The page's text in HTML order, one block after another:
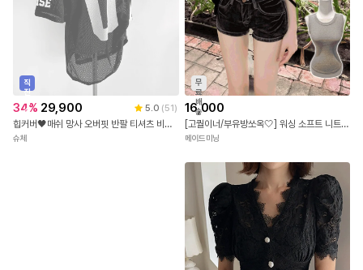
직
진
배
송
34% 29,900 5.0 (51 )
힙커버🖤매쉬 망사 오버핏 반팔 티셔츠 비치웨어 비키니커버업
슈체
무
료
배
송
16,000
[고퀄이너/부유방쏘옥🤍] 워싱 소프트 니트 유넥 라운드넥 굴림 이너 나시 (6colors)
메이드미닝